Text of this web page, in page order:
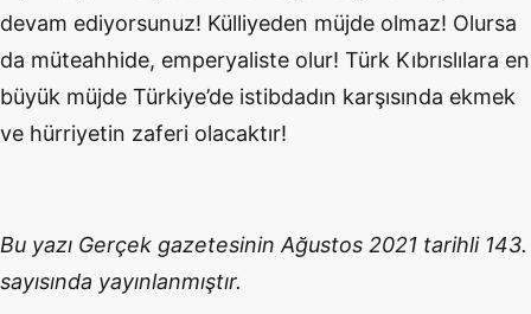
devam ediyorsunuz! Külliyeden müjde olmaz! Olursa
da müteahhide, emperyaliste olur! Türk Kıbrıslılara en
büyük müjde Türkiye’de istibdadın karşısında ekmek
ve hürriyetin zaferi olacaktır!
Bu yazı Gerçek gazetesinin Ağustos 2021 tarihli 143.
sayısında yayınlanmıştır.